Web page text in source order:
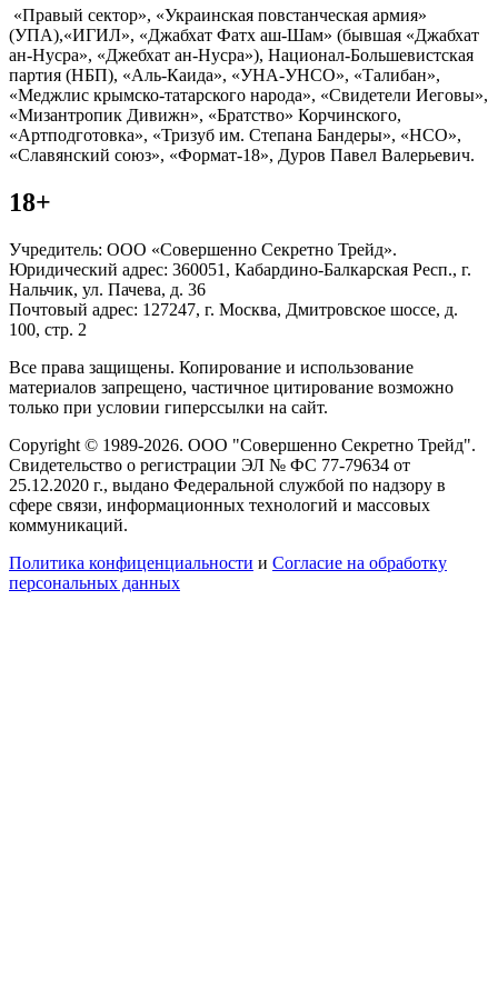
«Правый сектор», «Украинская повстанческая армия»
(УПА),«ИГИЛ», «Джабхат Фатх аш-Шам» (бывшая «Джабхат
ан-Нусра», «Джебхат ан-Нусра»), Национал-Большевистская
партия (НБП), «Аль-Каида», «УНА-УНСО», «Талибан»,
«Меджлис крымско-татарского народа», «Свидетели Иеговы»,
«Мизантропик Дивижн», «Братство» Корчинского,
«Артподготовка», «Тризуб им. Степана Бандеры», «НСО»,
«Славянский союз», «Формат-18», Дуров Павел Валерьевич.
18+
Учредитель: ООО «Совершенно Секретно Трейд».
Юридический адрес: 360051, Кабардино-Балкарская Респ., г.
Нальчик, ул. Пачева, д. 36
Почтовый адрес: 127247, г. Москва, Дмитровское шоссе, д.
100, стр. 2
Все права защищены. Копирование и использование
материалов запрещено, частичное цитирование возможно
только при условии гиперссылки на сайт.
Copyright © 1989-2026. ООО "Совершенно Секретно Трейд".
Свидетельство о регистрации ЭЛ № ФС 77-79634 от
25.12.2020 г., выдано Федеральной службой по надзору в
сфере связи, информационных технологий и массовых
коммуникаций.
Политика конфиценциальности и Согласие на обработку
персональных данных